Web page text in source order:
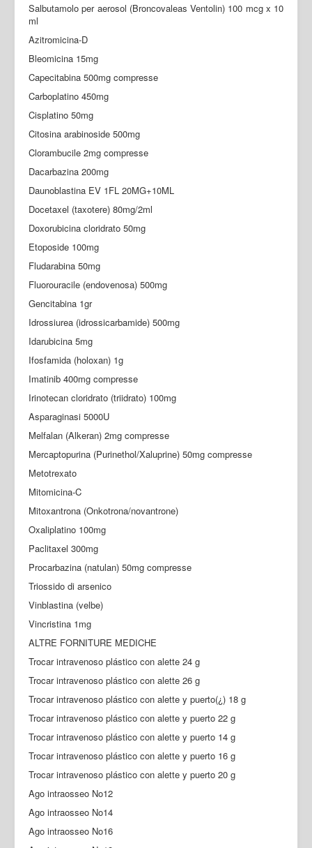
Salbutamolo per aerosol (Broncovaleas Ventolin) 100 mcg x 10
ml
Azitromicina-D
Bleomicina 15mg
Capecitabina 500mg compresse
Carboplatino 450mg
Cisplatino 50mg
Citosina arabinoside 500mg
Clorambucile 2mg compresse
Dacarbazina 200mg
Daunoblastina EV 1FL 20MG+10ML
Docetaxel (taxotere) 80mg/2ml
Doxorubicina cloridrato 50mg
Etoposide 100mg
Fludarabina 50mg
Fluorouracile (endovenosa) 500mg
Gencitabina 1gr
Idrossiurea (idrossicarbamide) 500mg
Idarubicina 5mg
Ifosfamida (holoxan) 1g
Imatinib 400mg compresse
Irinotecan cloridrato (triidrato) 100mg
Asparaginasi 5000U
Melfalan (Alkeran) 2mg compresse
Mercaptopurina (Purinethol/Xaluprine) 50mg compresse
Metotrexato
Mitomicina-C
Mitoxantrona (Onkotrona/novantrone)
Oxaliplatino 100mg
Paclitaxel 300mg
Procarbazina (natulan) 50mg compresse
Triossido di arsenico
Vinblastina (velbe)
Vincristina 1mg
ALTRE FORNITURE MEDICHE
Trocar intravenoso plástico con alette 24 g
Trocar intravenoso plástico con alette 26 g
Trocar intravenoso plástico con alette y puerto(¿) 18 g
Trocar intravenoso plástico con alette y puerto 22 g
Trocar intravenoso plástico con alette y puerto 14 g
Trocar intravenoso plástico con alette y puerto 16 g
Trocar intravenoso plástico con alette y puerto 20 g
Ago intraosseo No12
Ago intraosseo No14
Ago intraosseo No16